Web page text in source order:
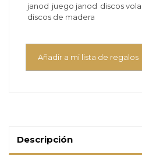
janod juego janod discos
discos de madera
Añadir a mi lista de regalos
Descripción